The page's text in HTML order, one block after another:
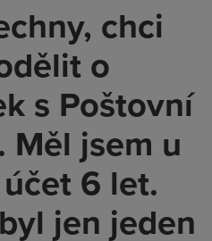
chci
o
s Poštovní
jsem u
6 let.
jen jeden